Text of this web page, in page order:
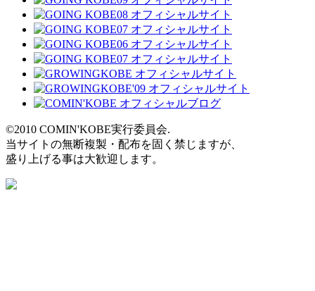
©2010 COMIN'KOBE実行委員会.
当サイトの無断複製・配布を固く禁じますが、
盛り上げる事は大歓迎します。